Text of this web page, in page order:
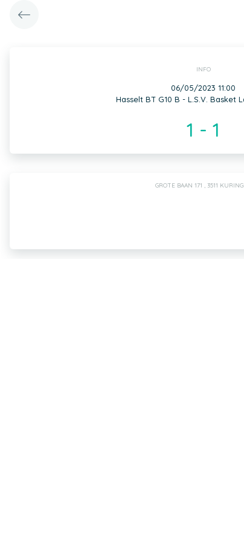
INFO
06/05/2023 11:00
Hasselt BT G10 B - L.S.V. Basket
1 - 1
GROTE BAAN 171 , 3511